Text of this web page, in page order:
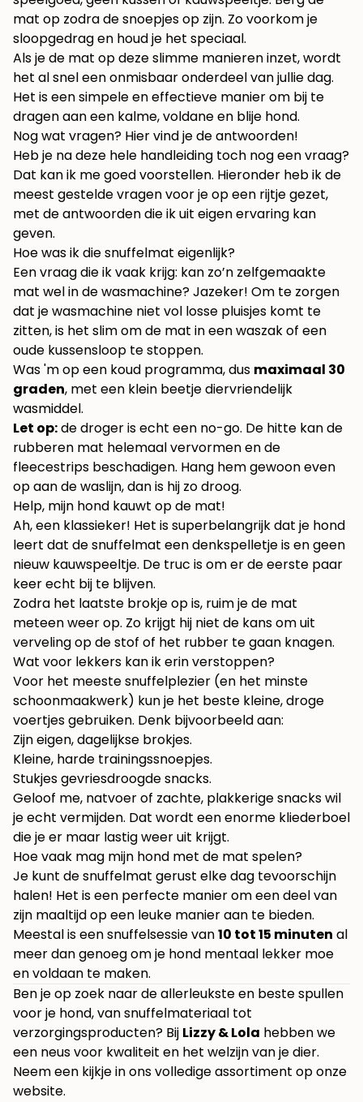
mat op zodra de snoepjes op zijn. Zo voorkom je
sloopgedrag en houd je het speciaal.
Als je de mat op deze slimme manieren inzet, wordt
het al snel een onmisbaar onderdeel van jullie dag.
Het is een simpele en effectieve manier om bij te
dragen aan een kalme, voldane en blije hond.
Nog wat vragen? Hier vind je de antwoorden!
Heb je na deze hele handleiding toch nog een vraag?
Dat kan ik me goed voorstellen. Hieronder heb ik de
meest gestelde vragen voor je op een rijtje gezet,
met de antwoorden die ik uit eigen ervaring kan
geven.
Hoe was ik die snuffelmat eigenlijk?
Een vraag die ik vaak krijg: kan zo’n zelfgemaakte
mat wel in de wasmachine? Jazeker! Om te zorgen
dat je wasmachine niet vol losse pluisjes komt te
zitten, is het slim om de mat in een waszak of een
oude kussensloop te stoppen.
Was 'm op een koud programma, dus maximaal 30
graden, met een klein beetje diervriendelijk
wasmiddel.
Let op:de droger is echt een no-go. De hitte kan de
rubberen mat helemaal vervormen en de
fleecestrips beschadigen. Hang hem gewoon even
op aan de waslijn, dan is hij zo droog.
Help, mijn hond kauwt op de mat!
Ah, een klassieker! Het is superbelangrijk dat je hond
leert dat de snuffelmat een denkspelletje is en geen
nieuw kauwspeeltje. De truc is om er de eerste paar
keer echt bij te blijven.
Zodra het laatste brokje op is, ruim je de mat
meteen weer op. Zo krijgt hij niet de kans om uit
verveling op de stof of het rubber te gaan knagen.
Wat voor lekkers kan ik erin verstoppen?
Voor het meeste snuffelplezier (en het minste
schoonmaakwerk) kun je het beste kleine, droge
voertjes gebruiken. Denk bijvoorbeeld aan:
Zijn eigen, dagelijkse brokjes.
Kleine, harde trainingssnoepjes.
Stukjes gevriesdroogde snacks.
Geloof me, natvoer of zachte, plakkerige snacks wil
je echt vermijden. Dat wordt een enorme kliederboel
die je er maar lastig weer uit krijgt.
Hoe vaak mag mijn hond met de mat spelen?
Je kunt de snuffelmat gerust elke dag tevoorschijn
halen! Het is een perfecte manier om een deel van
zijn maaltijd op een leuke manier aan te bieden.
Meestal is een snuffelsessie van10 tot 15 minuten al
meer dan genoeg om je hond mentaal lekker moe
en voldaan te maken.
Ben je op zoek naar de allerleukste en beste spullen
voor je hond, van snuffelmateriaal tot
verzorgingsproducten? Bij Lizzy & Lola hebben we
een neus voor kwaliteit en het welzijn van je dier.
Neem een kijkje in ons volledige assortiment oponze
website.